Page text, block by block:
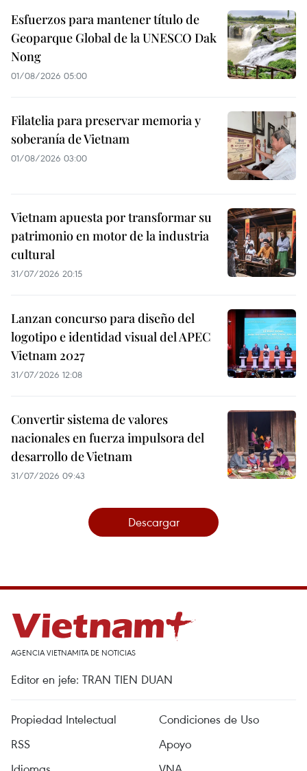
Esfuerzos para mantener título de
Geoparque Global de la UNESCO Dak
Nong
01/08/2026 05:00
Filatelia para preservar memoria y
soberanía de Vietnam
01/08/2026 03:00
Vietnam apuesta por transformar su
patrimonio en motor de la industria
cultural
31/07/2026 20:15
Lanzan concurso para diseño del
logotipo e identidad visual del APEC
Vietnam 2027
31/07/2026 12:08
Convertir sistema de valores
nacionales en fuerza impulsora del
desarrollo de Vietnam
31/07/2026 09:43
Descargar
AGENCIA VIETNAMITA DE NOTICIAS
Editor en jefe: TRAN TIEN DUAN
Propiedad Intelectual
Condiciones de Uso
RSS
Apoyo